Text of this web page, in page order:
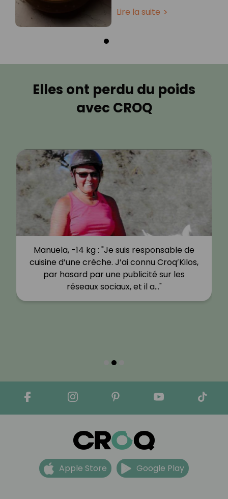
Lire la suite
Elles ont perdu du poids
avec CROQ
Manuela, -14 kg : "Je suis responsable de
cuisine d’une crèche. J’ai connu Croq’Kilos,
par hasard par une publicité sur les
réseaux sociaux, et il a…"
Apple Store Google Play